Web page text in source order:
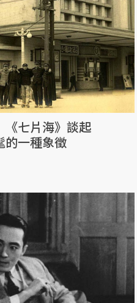
《七片海》談起
的一種象徵